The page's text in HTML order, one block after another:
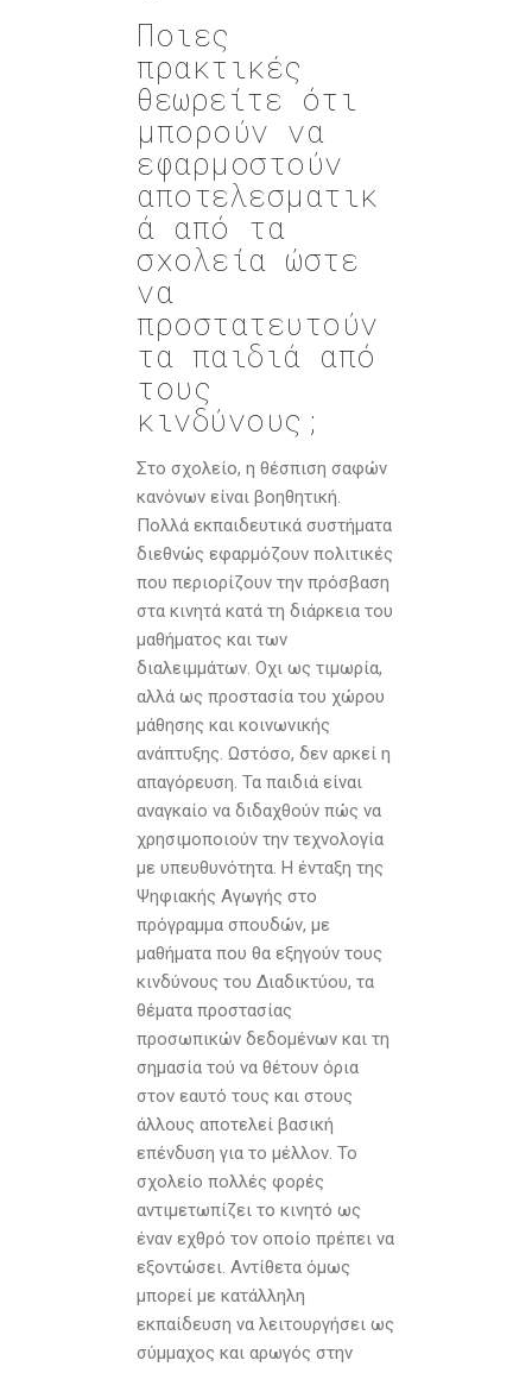
Ποιες
πρακτικές
θεωρείτε ότι
μπορούν να
εφαρμοστούν
αποτελεσματικ
ά από τα
σχολεία ώστε
να
προστατευτούν
τα παιδιά από
τους
κινδύνους;
Στο σχολείο, η θέσπιση σαφών
κανόνων είναι βοηθητική.
Πολλά εκπαιδευτικά συστήματα
διεθνώς εφαρμόζουν πολιτικές
που περιορίζουν την πρόσβαση
στα κινητά κατά τη διάρκεια του
μαθήματος και των
διαλειμμάτων. Οχι ως τιμωρία,
αλλά ως προστασία του χώρου
μάθησης και κοινωνικής
ανάπτυξης. Ωστόσο, δεν αρκεί η
απαγόρευση. Τα παιδιά είναι
αναγκαίο να διδαχθούν πώς να
χρησιμοποιούν την τεχνολογία
με υπευθυνότητα. Η ένταξη της
Ψηφιακής Αγωγής στο
πρόγραμμα σπουδών, με
μαθήματα που θα εξηγούν τους
κινδύνους του Διαδικτύου, τα
θέματα προστασίας
προσωπικών δεδομένων και τη
σημασία τού να θέτουν όρια
στον εαυτό τους και στους
άλλους αποτελεί βασική
επένδυση για το μέλλον. Το
σχολείο πολλές φορές
αντιμετωπίζει το κινητό ως
έναν εχθρό τον οποίο πρέπει να
εξοντώσει. Αντίθετα όμως
μπορεί με κατάλληλη
εκπαίδευση να λειτουργήσει ως
σύμμαχος και αρωγός στην